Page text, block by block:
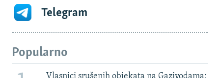
Telegram
Popularno